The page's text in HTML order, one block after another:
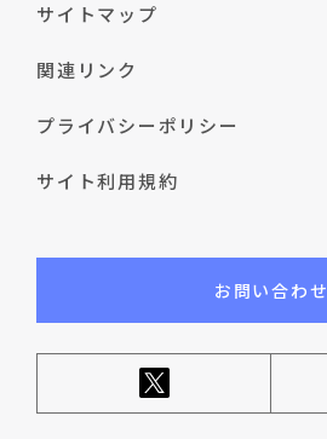
サイトマップ
関連リンク
プライバシーポリシー
サイト利用規約
お問い合わせ